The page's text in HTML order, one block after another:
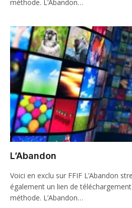
méthode. L’Abandon…
L’Abandon
Voici en exclu sur FFIF L’Abandon
également un lien de
méthode. L’Abandon…